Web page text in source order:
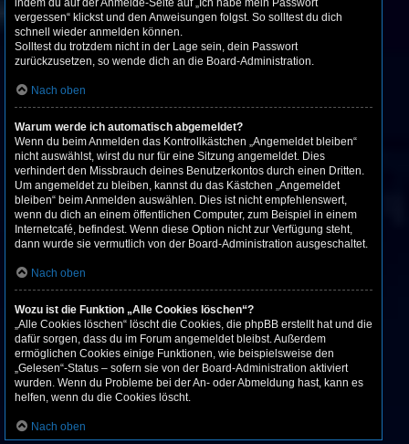
indem du auf der Anmelde-Seite auf „Ich habe mein Passwort
vergessen“ klickst und den Anweisungen folgst. So solltest du dich
schnell wieder anmelden können.
Solltest du trotzdem nicht in der Lage sein, dein Passwort
zurückzusetzen, so wende dich an die Board-Administration.
Nach oben
Warum werde ich automatisch abgemeldet?
Wenn du beim Anmelden das Kontrollkästchen „Angemeldet bleiben“
nicht auswählst, wirst du nur für eine Sitzung angemeldet. Dies
verhindert den Missbrauch deines Benutzerkontos durch einen Dritten.
Um angemeldet zu bleiben, kannst du das Kästchen „Angemeldet
bleiben“ beim Anmelden auswählen. Dies ist nicht empfehlenswert,
wenn du dich an einem öffentlichen Computer, zum Beispiel in einem
Internetcafé, befindest. Wenn diese Option nicht zur Verfügung steht,
dann wurde sie vermutlich von der Board-Administration ausgeschaltet.
Nach oben
Wozu ist die Funktion „Alle Cookies löschen“?
„Alle Cookies löschen“ löscht die Cookies, die phpBB erstellt hat und die
dafür sorgen, dass du im Forum angemeldet bleibst. Außerdem
ermöglichen Cookies einige Funktionen, wie beispielsweise den
„Gelesen“-Status – sofern sie von der Board-Administration aktiviert
wurden. Wenn du Probleme bei der An- oder Abmeldung hast, kann es
helfen, wenn du die Cookies löscht.
Nach oben